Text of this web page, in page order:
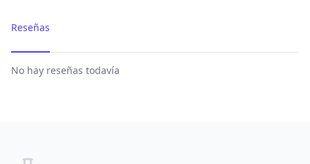
Reseñas
No hay reseñas todavía